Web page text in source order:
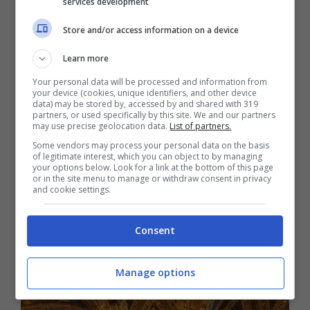
28 febbraio.
Museo dell’Opera
Accanto al Duomo si trova ilMuseo del
Duomoche ospita opere di importanza
mondiale come il Tondo di Donatello, opere
di Jacopo della Quercia, di Duccio di
Boninsegna e statue di Giovanni Pisano.
Battistero di Siena
Store and/or access information on a device
Learn more
Your personal data will be processed and information from
your device (cookies, unique identifiers, and other device
data) may be stored by, accessed by and shared with 319
partners, or used specifically by this site. We and our partners
may use precise geolocation data. List of partners.
Some vendors may process your personal data on the basis
of legitimate interest, which you can object to by managing
your options below. Look for a link at the bottom of this page
or in the site menu to manage or withdraw consent in privacy
and cookie settings.
Consent
Manage options